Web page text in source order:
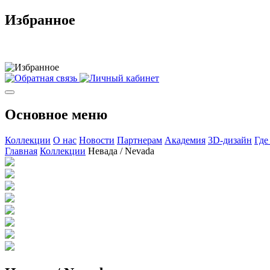
Избранное
Основное меню
Коллекции О нас Новости Партнерам Академия 3D-дизайн
Главная Коллекции Невада / Nevada